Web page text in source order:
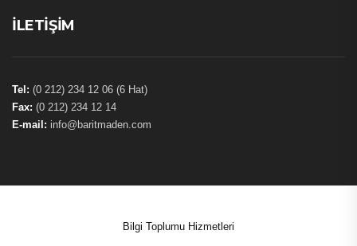
İLETIŞIM
Tel: (0 212) 234 12 06 (6 Hat)
Fax: (0 212) 234 12 14
E-mail: info@baritmaden.com
Bilgi Toplumu Hizmetleri